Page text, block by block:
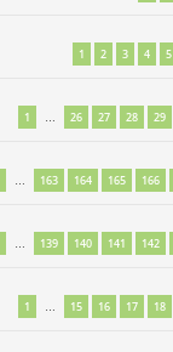
1 2 3 4 5
1 … 26 27 28 29
… 163 164 165 166
… 139 140 141 142
1 … 15 16 17 18